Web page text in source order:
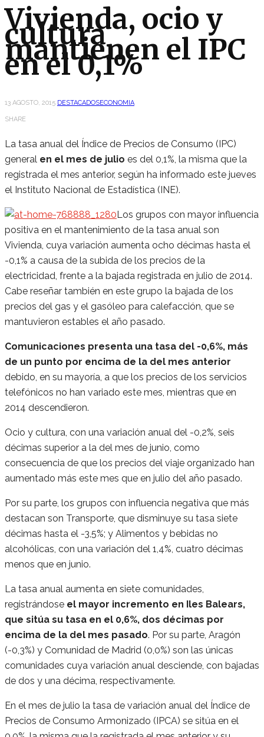
Vivienda, ocio y
cultura
mantienen el IPC
en el 0,1%
13 AGOSTO, 2015 DESTACADOSECONOMIA
SHARE
La tasa anual del Índice de Precios de Consumo (IPC)
general en el mes de julio es del 0,1%, la misma que la
registrada el mes anterior, según ha informado este jueves
el Instituto Nacional de Estadística (INE).
Los grupos con mayor influencia
positiva en el mantenimiento de la tasa anual son
Vivienda, cuya variación aumenta ocho décimas hasta el
-0,1% a causa de la subida de los precios de la
electricidad, frente a la bajada registrada en julio de 2014.
Cabe reseñar también en este grupo la bajada de los
precios del gas y el gasóleo para calefacción, que se
mantuvieron estables el año pasado.
Comunicaciones presenta una tasa del -0,6%, más
de un punto por encima de la del mes anterior
debido, en su mayoría, a que los precios de los servicios
telefónicos no han variado este mes, mientras que en
2014 descendieron.
Ocio y cultura, con una variación anual del -0,2%, seis
décimas superior a la del mes de junio, como
consecuencia de que los precios del viaje organizado han
aumentado más este mes que en julio del año pasado.
Por su parte, los grupos con influencia negativa que más
destacan son Transporte, que disminuye su tasa siete
décimas hasta el -3,5%; y Alimentos y bebidas no
alcohólicas, con una variación del 1,4%, cuatro décimas
menos que en junio.
La tasa anual aumenta en siete comunidades,
registrándose el mayor incremento en Iles Balears,
que sitúa su tasa en el 0,6%, dos décimas por
encima de la del mes pasado. Por su parte, Aragón
(-0,3%) y Comunidad de Madrid (0,0%) son las únicas
comunidades cuya variación anual desciende, con bajadas
de dos y una décima, respectivamente.
En el mes de julio la tasa de variación anual del Índice de
Precios de Consumo Armonizado (IPCA) se sitúa en el